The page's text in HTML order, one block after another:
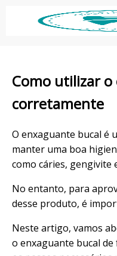
Como utilizar
corretamente
O enxaguante bucal é
manter uma boa
como cáries, gengivite
No entanto, para
desse produto, é
Neste artigo, vamos
o enxaguante bucal